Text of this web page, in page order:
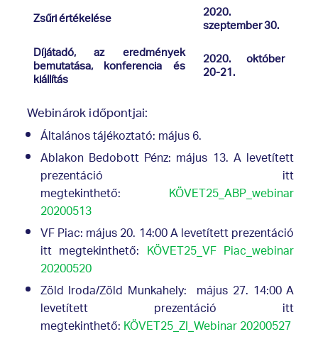
Zsűri értékelése
2020.
szeptember 30.
Díjátadó, az eredmények
bemutatása, konferencia és
kiállítás
2020. október
20-21.
Webinárok időpontjai:
Általános tájékoztató: május 6.
Ablakon Bedobott Pénz: május 13. A levetített
prezentáció itt
megtekinthető: KÖVET25_ABP_webinar
20200513
VF Piac: május 20. 14:00 A levetített prezentáció
itt megtekinthető: KÖVET25_VF Piac_webinar
20200520
Zöld Iroda/Zöld Munkahely: május 27. 14:00 A
levetített prezentáció itt
megtekinthető:KÖVET25_ZI_Webinar 20200527